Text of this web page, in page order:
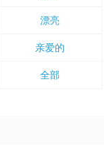
漂亮
亲爱的
全部